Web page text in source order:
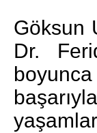
Göksun
Dr.